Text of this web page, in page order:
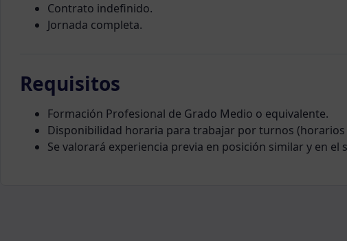
Contrato indefinido.
Jornada completa.
Requisitos
Formación Profesional de Grado Medio o equivalente.
Disponibilidad horaria para trabajar por turnos
Se valorará experiencia previa en posición similar y en el